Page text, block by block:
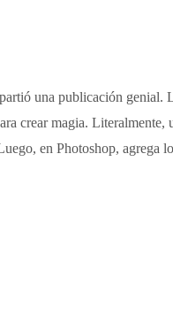
una publicación genial.
crear magia. Literalmente,
en Photoshop, agrega